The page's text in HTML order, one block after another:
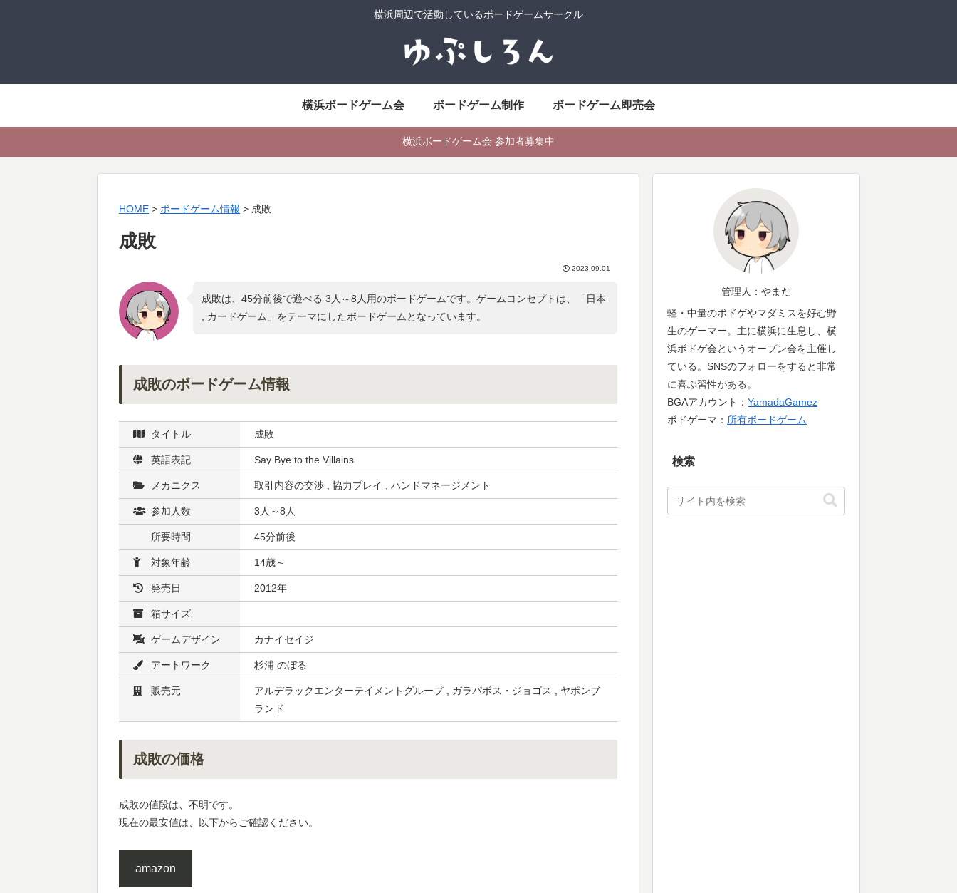
横浜周辺で活動しているボードゲームサークル
横浜ボードゲーム会 ボードゲーム制作 ボードゲーム即売会
横浜ボードゲーム会 参加者募集中
HOME > ボードゲーム情報 > 成敗
成敗
2023.09.01
成敗は、45分前後で遊べる 3人～8人用のボードゲームです。ゲームコンセプトは、「日本
, カードゲーム 」をテーマにしたボードゲームとなっています。
成敗のボードゲーム情報
タイトル 成敗
英語表記 Say Bye to the Villains
メカニクス 取引内容の交渉 , 協力プレイ , ハンドマネージメント
参加人数 3人～8人
所要時間 45分前後
対象年齢 14歳～
発売日 2012年
箱サイズ
ゲームデザイン カナイセイジ
アートワーク 杉浦 のぼる
販売元
アルデラックエンターテイメントグループ , ガラパボス・ジョゴス , ヤポンブ
ランド
成敗の価格
成敗の値段は、不明です。
現在の最安値は、以下からご確認ください。
amazon
管理人：やまだ
軽・中量のボドゲやマダミスを好む野
生のゲーマー。主に横浜に生息し、横
浜ボドゲ会というオープン会を主催し
ている。SNSのフォローをすると非常
に喜ぶ習性がある。
BGAアカウント： YamadaGamez
ボドゲーマ： 所有ボードゲーム
検索